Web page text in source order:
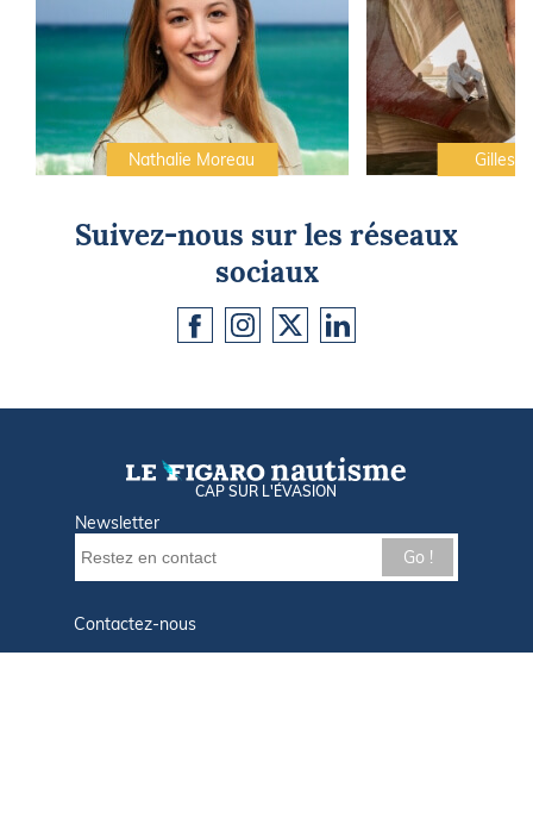
Nathalie Moreau Gilles
Suivez-nous sur les réseaux
sociaux
CAP SUR L'ÉVASION
Newsletter
Go !
Contactez-nous